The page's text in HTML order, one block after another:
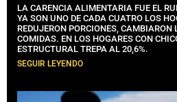
LA CARENCIA ALIMENTARIA FUE EL
YA SON UNO DE CADA CUATRO LOS
REDUJERON PORCIONES, CAMBIARON
COMIDAS. EN LOS HOGARES CON
ESTRUCTURAL TREPA AL 20,6%.
SEGUIR LEYENDO